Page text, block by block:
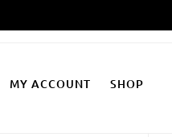
MY ACCOUNT SHOP